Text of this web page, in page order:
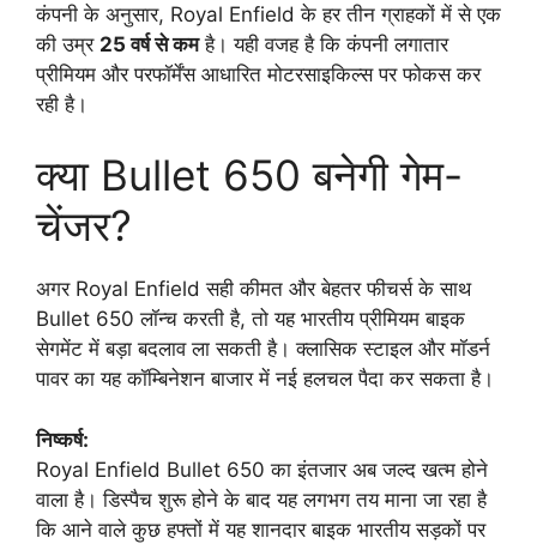
कंपनी के अनुसार, Royal Enfield के हर तीन ग्राहकों में से एक
की उम्र 25 वर्ष से कमहै। यही वजह है कि कंपनी लगातार
प्रीमियम और परफॉर्मेंस आधारित मोटरसाइकिल्स पर फोकस कर
रही है।
क्या Bullet 650 बनेगी गेम-
चेंजर?
अगर Royal Enfield सही कीमत और बेहतर फीचर्स के साथ
Bullet 650 लॉन्च करती है, तो यह भारतीय प्रीमियम बाइक
सेगमेंट में बड़ा बदलाव ला सकती है। क्लासिक स्टाइल और मॉडर्न
पावर का यह कॉम्बिनेशन बाजार में नई हलचल पैदा कर सकता है।
निष्कर्ष:
Royal Enfield Bullet 650 का इंतजार अब जल्द खत्म होने
वाला है। डिस्पैच शुरू होने के बाद यह लगभग तय माना जा रहा है
कि आने वाले कुछ हफ्तों में यह शानदार बाइक भारतीय सड़कों पर